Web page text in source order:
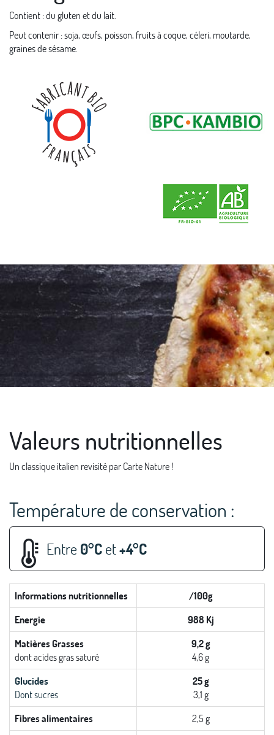
Contient : du gluten et du lait.
Peut contenir : soja, œufs, poisson, fruits à coque, céleri, moutarde,
graines de sésame.
Valeurs nutritionnelles
Un classique italien revisité par Carte Nature !
Température de conservation :
Entre0°Cet+4°C
Informations nutritionnelles
/100g
Energie
988 Kj
Matières Grasses
dont acides gras saturé
9,2 g
4,6 g
Glucides
Dont sucres
25 g
3,1 g
Fibres alimentaires
2,5 g